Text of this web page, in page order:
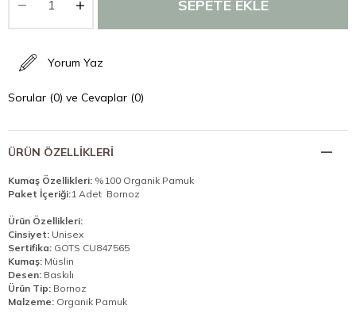
Yorum Yaz
Sorular (0) ve Cevaplar (0)
ÜRÜN ÖZELLIKLERI
Kumaş Özellikleri: %100 Organik Pamuk
Paket İçeriği:1 Adet Bornoz
Ürün Özellikleri:
Cinsiyet: Unisex
Sertifika: GOTS CU847565
Kumaş: Müslin
Desen: Baskılı
Ürün Tip: Bornoz
Malzeme: Organik Pamuk